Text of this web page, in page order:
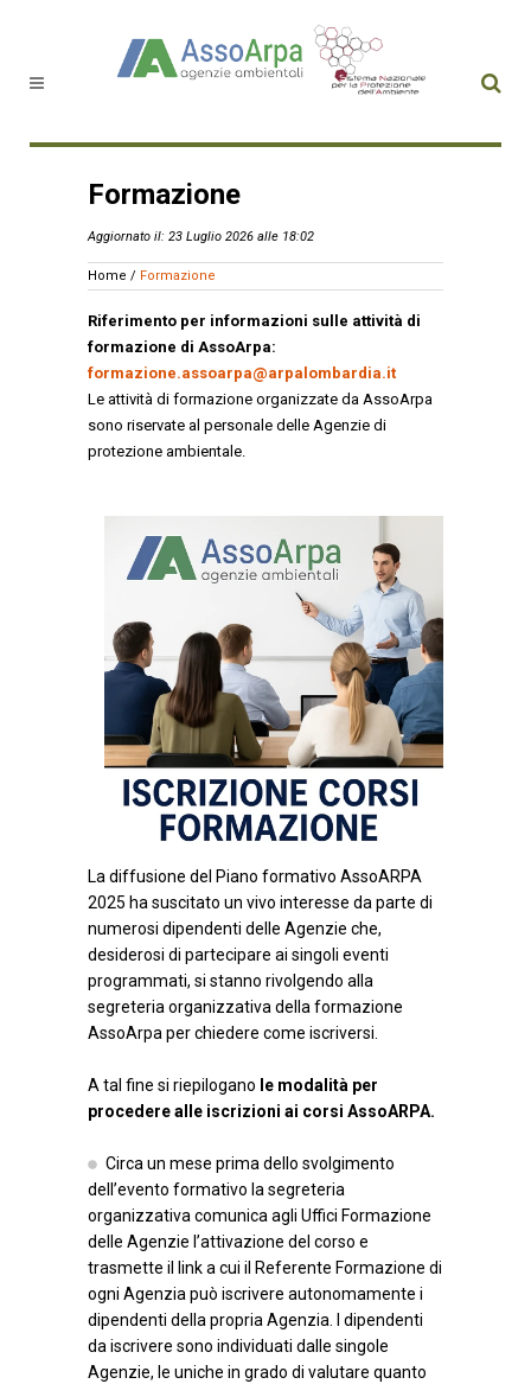
Formazione
Aggiornato il: 23 Luglio 2026 alle 18:02
Home / Formazione
Riferimento per informazioni sulle attività di
formazione di AssoArpa:
formazione.assoarpa@arpalombardia.it
Le attività di formazione organizzate da AssoArpa
sono riservate al personale delle Agenzie di
protezione ambientale.
La diffusione del Piano formativo AssoARPA
2025 ha suscitato un vivo interesse da parte di
numerosi dipendenti delle Agenzie che,
desiderosi di partecipare ai singoli eventi
programmati, si stanno rivolgendo alla
segreteria organizzativa della formazione
AssoArpa per chiedere come iscriversi.
A tal fine si riepilogano le modalità per
procedere alle iscrizioni ai corsi AssoARPA.
Circa un mese prima dello svolgimento
dell’evento formativo la segreteria
organizzativa comunica agli Uffici Formazione
delle Agenzie l’attivazione del corso e
trasmette il link a cui il Referente Formazione di
ogni Agenzia può iscrivere autonomamente i
dipendenti della propria Agenzia. I dipendenti
da iscrivere sono individuati dalle singole
Agenzie, le uniche in grado di valutare quanto